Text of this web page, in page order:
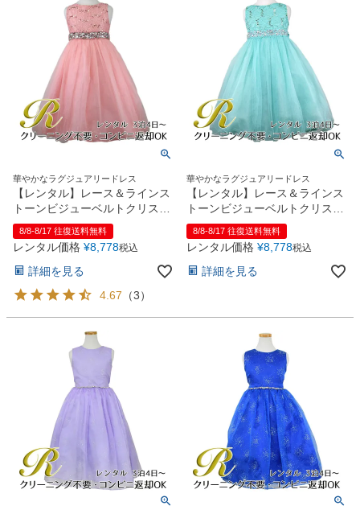
華やかなラグジュアリードレス
【レンタル】レース＆ラインス
トーンビジューベルトクリスタ
ルチュール子供ドレス
(MBK340)ブラッシュ
8/8-8/17 往復送料無料
レンタル価格 ¥8,778税込
詳細を見る
4.67 （3）
華やかなラグジュアリードレス
【レンタル】レース＆ラインス
トーンビジューベルトクリスタ
ルチュール子供ドレス
(MBK340)ミント
8/8-8/17 往復送料無料
レンタル価格 ¥8,778税込
詳細を見る